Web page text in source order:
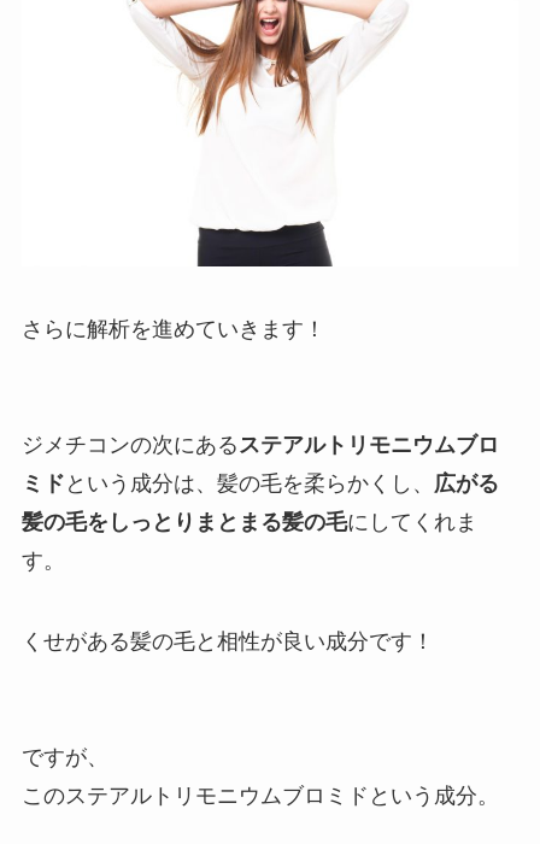
さらに解析を進めていきます！
ジメチコンの次にある ステアルトリモニウムブロ
ミド という成分は、髪の毛を柔らかくし、
広がる
髪の毛をしっとりまとまる髪の毛にしてくれま
す。
くせがある髪の毛と相性が良い成分です！
ですが、
このステアルトリモニウムブロミドという成分。